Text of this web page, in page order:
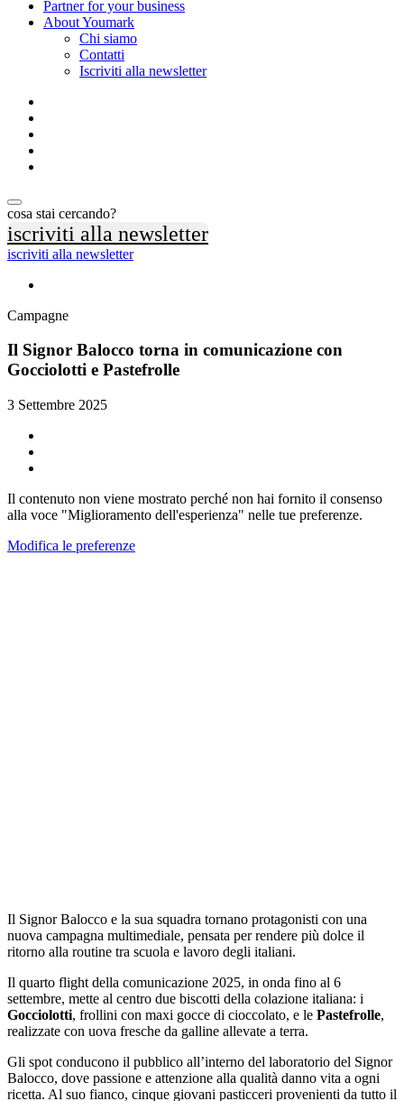
Partner for your business
About Youmark
Chi siamo
Contatti
Iscriviti alla newsletter
cosa stai cercando?
iscriviti alla newsletter
iscriviti alla newsletter
Campagne
Il Signor Balocco torna in comunicazione con
Gocciolotti e Pastefrolle
3 Settembre 2025
Il contenuto non viene mostrato perché non hai fornito il consenso
alla voce "Miglioramento dell'esperienza" nelle tue preferenze.
Modifica le preferenze
Il Signor Balocco e la sua squadra tornano protagonisti con una
nuova campagna multimediale, pensata per rendere più dolce il
ritorno alla routine tra scuola e lavoro degli italiani.
Il quarto flight della comunicazione 2025, in onda fino al 6
settembre, mette al centro due biscotti della colazione italiana: i
Gocciolotti, frollini con maxi gocce di cioccolato, e le Pastefrolle,
realizzate con uova fresche da galline allevate a terra.
Gli spot conducono il pubblico all’interno del laboratorio del Signor
Balocco, dove passione e attenzione alla qualità danno vita a ogni
ricetta. Al suo fianco, cinque giovani pasticceri provenienti da tutto il